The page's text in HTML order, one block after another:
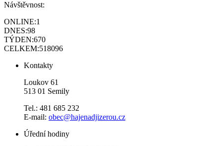
Návštěvnost:
ONLINE:1
DNES:98
TÝDEN:670
CELKEM:518096
Kontakty
Loukov 61
513 01 Semily
Tel.: 481 685 232
E-mail: obec@hajenadjizerou.cz
Úřední hodiny